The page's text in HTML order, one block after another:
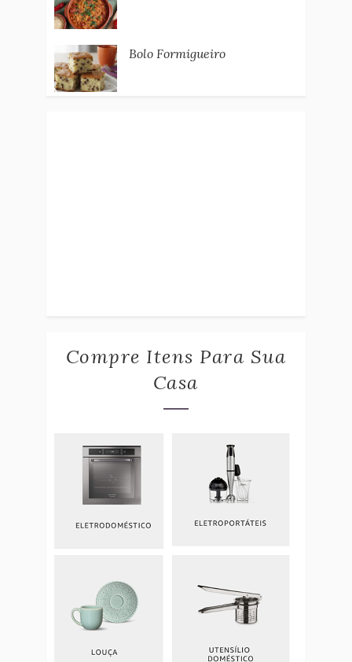
Bolo Formigueiro
Compre Itens Para Sua
Casa